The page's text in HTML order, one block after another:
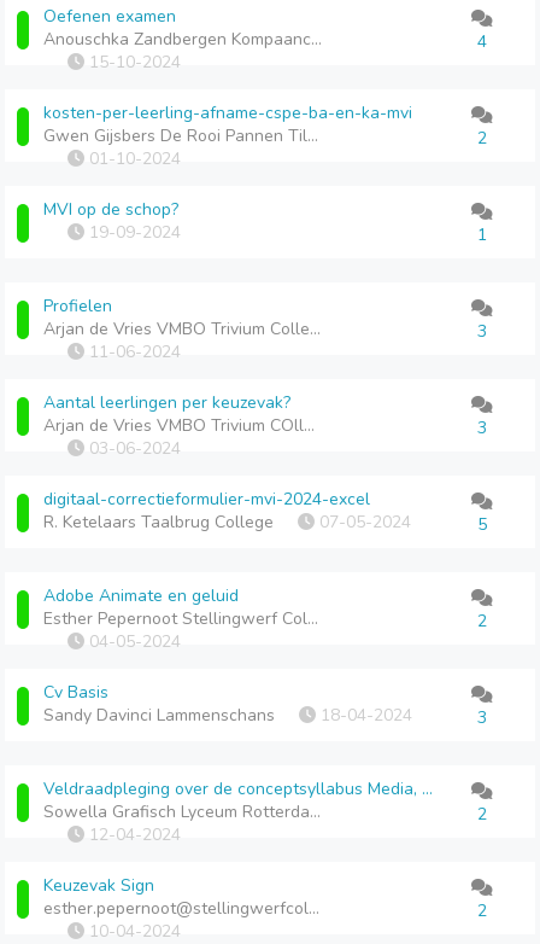
Oefenen examen
Anouschka Zandbergen Kompaancollege
15-10-2024
4
kosten-per-leerling-afname-cspe-ba-en-ka-mvi
Gwen Gijsbers De Rooi Pannen Tilburg
01-10-2024
2
MVI op de schop?
19-09-2024
1
Profielen
Arjan de Vries VMBO Trivium College
11-06-2024
3
Aantal leerlingen per keuzevak?
Arjan de Vries VMBO Trivium COllege
03-06-2024
3
digitaal-correctieformulier-mvi-2024-excel
R. Ketelaars Taalbrug College
07-05-2024 5
Adobe Animate en geluid
Esther Pepernoot Stellingwerf College
04-05-2024
2
Cv Basis
Sandy Davinci Lammenschans
18-04-2024 3
Veldraadpleging over de conceptsyllabus Media, Vormgeving en ICT
Sowella Grafisch Lyceum Rotterdam
12-04-2024
2
Keuzevak Sign
esther.pepernoot@stellingwerfcollege.nl Stellingwerf College
10-04-2024
2